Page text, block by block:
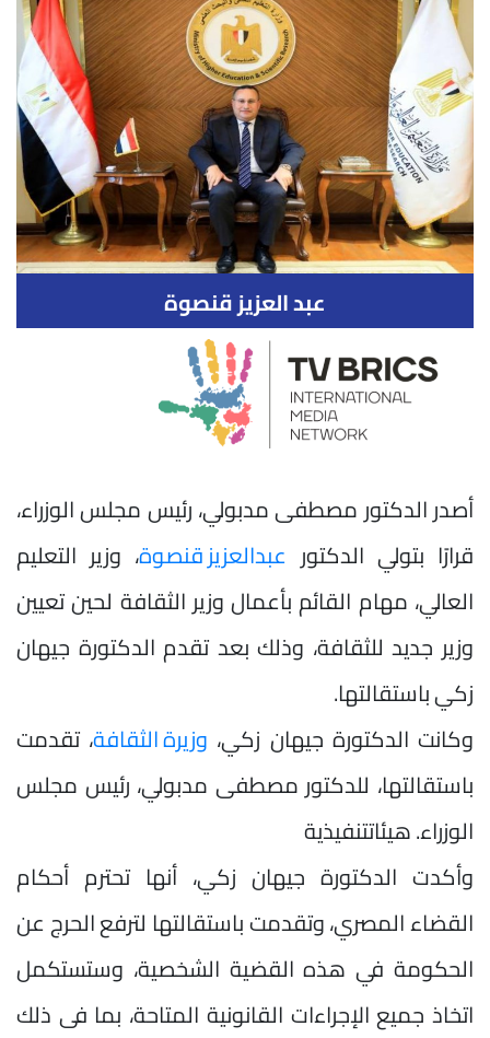
عبد العزيز قنصوة
أصدر الدكتور مصطفى مدبولي، رئيس مجلس الوزراء،
قرارًا بتولي الدكتور عبدالعزيز قنصوة، وزير التعليم
العالي، مهام القائم بأعمال وزير الثقافة لحين تعيين
وزير جديد للثقافة، وذلك بعد تقدم الدكتورة جيهان
زكي باستقالتها.
وكانت الدكتورة جيهان زكي، وزيرة الثقافة، تقدمت
باستقالتها، للدكتور مصطفى مدبولي، رئيس مجلس
الوزراء. هيئاتتنفيذية
وأكدت الدكتورة جيهان زكي، أنها تحترم أحكام
القضاء المصري، وتقدمت باستقالتها لترفع الحرج عن
الحكومة في هذه القضية الشخصية، وستستكمل
اتخاذ جميع الإجراءات القانونية المتاحة، بما فى ذلك